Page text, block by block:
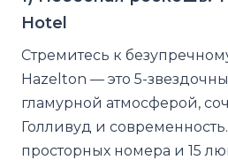
Hotel
Стремитесь к
Hazelton — это 5-
гламурной атмосферой,
Голливуд и
просторных номера и 15